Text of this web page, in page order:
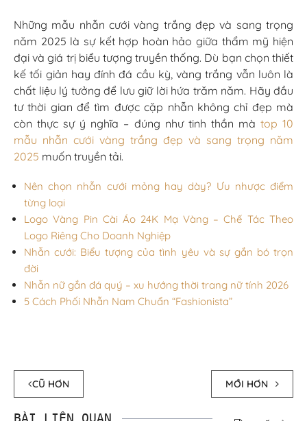
Nhẫn nữ gắn đá quý – xu hướng thời trang nữ tính 2026
5 Cách Phối Nhẫn Nam Chuẩn “Fashionista”
CŨ HƠN MỚI HƠN
BÀI LIÊN QUAN